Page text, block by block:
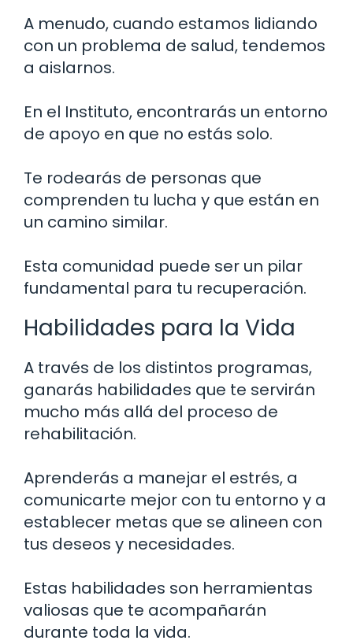
A menudo, cuando estamos lidiando
con un problema de salud, tendemos
a aislarnos.
En el Instituto, encontrarás un entorno
de apoyo en que no estás solo.
Te rodearás de personas que
comprenden tu lucha y que están en
un camino similar.
Esta comunidad puede ser un pilar
fundamental para tu recuperación.
Habilidades para la Vida
A través de los distintos programas,
ganarás habilidades que te servirán
mucho más allá del proceso de
rehabilitación.
Aprenderás a manejar el estrés, a
comunicarte mejor con tu entorno y a
establecer metas que se alineen con
tus deseos y necesidades.
Estas habilidades son herramientas
valiosas que te acompañarán
durante toda la vida.